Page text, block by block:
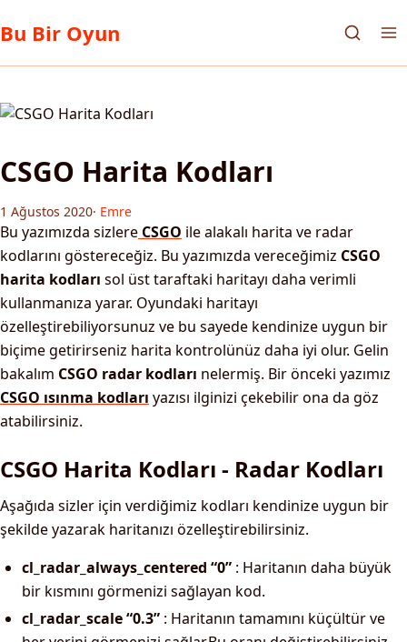
Bu Bir Oyun
CSGO Harita Kodları
1 Ağustos 2020· Emre
Bu yazımızda sizlere CSGO ile alakalı harita ve radar
kodlarını göstereceğiz. Bu yazımızda vereceğimiz CSGO
harita kodları sol üst taraftaki haritayı daha verimli
kullanmanıza yarar. Oyundaki haritayı
özelleştirebiliyorsunuz ve bu sayede kendinize uygun bir
biçime getirirseniz harita kontrolünüz daha iyi olur. Gelin
bakalım CSGO radar kodları nelermiş. Bir önceki yazımız
CSGO ısınma kodları yazısı ilginizi çekebilir ona da göz
atabilirsiniz.
CSGO Harita Kodları - Radar Kodları
Aşağıda sizler için verdiğimiz kodları kendinize uygun bir
şekilde yazarak haritanızı özelleştirebilirsiniz.
cl_radar_always_centered “0” : Haritanın daha büyük
bir kısmını görmenizi sağlayan kod.
cl_radar_scale “0.3” : Haritanın tamamını küçültür ve